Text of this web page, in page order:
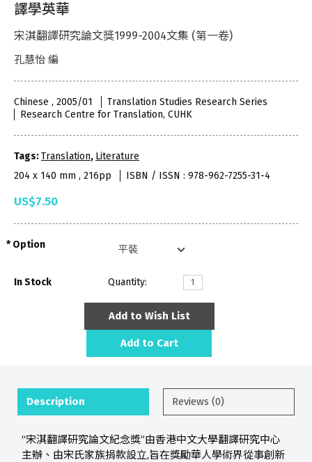
譯學英華
宋淇翻譯研究論文獎1999-2004文集 (第一卷)
孔慧怡 編
Chinese , 2005/01
Translation Studies Research Series
Research Centre for Translation, CUHK
Tags:Translation, Literature
204 x 140 mm , 216pp
ISBN / ISSN : 978-962-7255-31-4
US$7.50
Option
In Stock Quantity:
Add to Wish List
Add to Cart
Description Reviews (0)
“宋淇翻譯研究論文紀念獎”由香港中文大學翻譯研究中心
主辦、由宋氏家族捐款設立,旨在獎勵華人學術界從事創新